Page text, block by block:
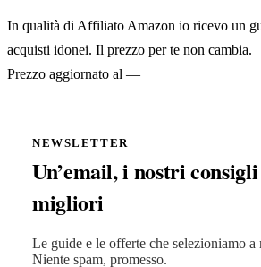
—
NEWSLETTER
Un’email, i nostri consigli
migliori
Le guide e le offerte che selezioniamo a
Niente spam, promesso.